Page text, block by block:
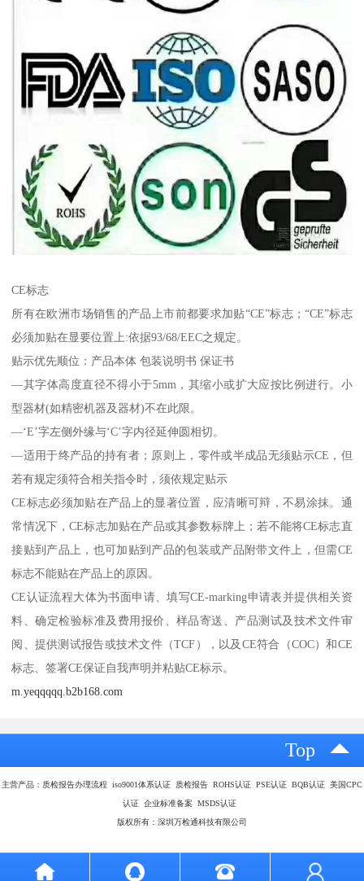
CE标志
所有在欧洲市场销售的产品上市前都要求加贴“CE”标志；“CE”标志
必须加贴在显要位置上:依据93/68/EEC之规定。
贴示优先顺位：产品本体 包装说明书 保证书
—其字体高度直径不得小于5mm，其缩小或扩大应按比例进行。小
型器材(如精密机器及器材)不在此限。
—‘E’字左侧外缘与‘C’字内径延伸圆相切。
—适用于终产品的持有者；原则上，零件或半成品无须贴示CE，但
若有规定须符合相关指令时，须依规定贴示
CE标志必须加贴在产品上的显著位置，应清晰可辩，不易涂抹。通
常情况下，CE标志加贴在产品或其参数标牌上；若不能将CE标志直
接贴到产品上，也可加贴到产品的包装或产品附带文件上，但需CE
标志不能贴在产品上的原因。
CE认证流程大体为书面申请、填写CE-marking申请表并提供相关资
料、确定检验标准及费用报价、样品寄送、产品测试及技术文件审
阅、提供测试报告或技术文件（TCF），以及CE符合（COC）和CE
标志、签署CE保证自我声明并粘贴CE标示。
m.yeqqqqq.b2b168.com
Top
主营产品：质检报告办理流程 iso9001体系认证 质检报告 ROHS认证 PSE认证 BQB认证 美国CPC
认证 企业标准备案 MSDS认证
版权所有：深圳万检通科技有限公司